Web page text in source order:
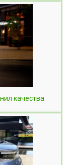
качества